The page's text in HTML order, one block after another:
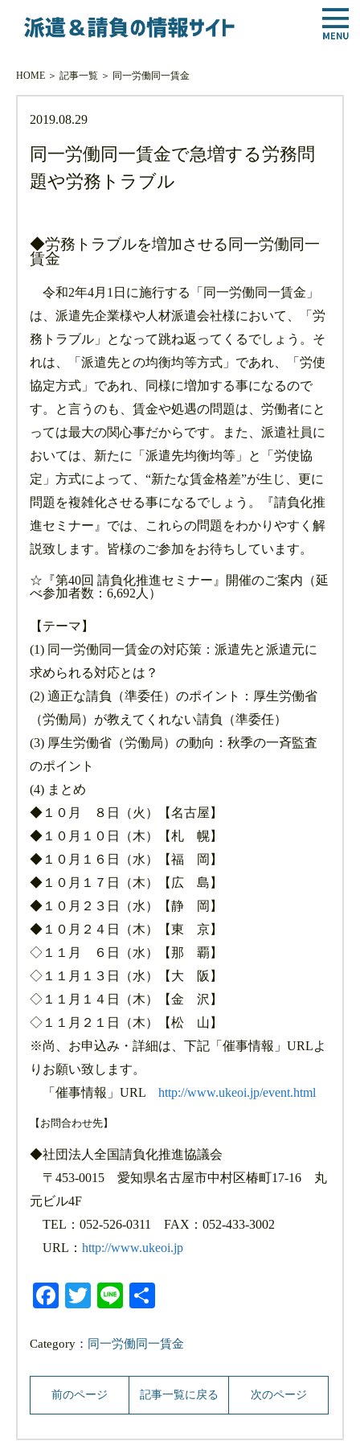
HOME＞ 記事一覧＞ 同一労働同一賃金
2019.08.29
同一労働同一賃金で急増する労務問
題や労務トラブル
◆労務トラブルを増加させる同一労働同一
賃金
令和2年4月1日に施行する「同一労働同一賃金」
は、派遣先企業様や人材派遣会社様において、「労
務トラブル」となって跳ね返ってくるでしょう。そ
れは、「派遣先との均衡均等方式」であれ、「労使
協定方式」であれ、同様に増加する事になるので
す。と言うのも、賃金や処遇の問題は、労働者にと
っては最大の関心事だからです。また、派遣社員に
おいては、新たに「派遣先均衡均等」と「労使協
定」方式によって、“新たな賃金格差”が生じ、更に
問題を複雑化させる事になるでしょう。『請負化推
進セミナー』では、これらの問題をわかりやすく解
説致します。皆様のご参加をお待ちしています。
☆『第40回 請負化推進セミナー』開催のご案内（延
べ参加者数：6,692人）
【テーマ】
(1) 同一労働同一賃金の対応策：派遣先と派遣元に
求められる対応とは？
(2) 適正な請負（準委任）のポイント：厚生労働省
（労働局）が教えてくれない請負（準委任）
(3) 厚生労働省（労働局）の動向：秋季の一斉監査
のポイント
(4) まとめ
◆１０月 ８日（火）【名古屋】
◆１０月１０日（木）【札 幌】
◆１０月１６日（水）【福 岡】
◆１０月１７日（木）【広 島】
◆１０月２３日（水）【静 岡】
◆１０月２４日（木）【東 京】
◇１１月 ６日（水）【那 覇】
◇１１月１３日（水）【大 阪】
◇１１月１４日（木）【金 沢】
◇１１月２１日（木）【松 山】
※尚、お申込み・詳細は、下記「催事情報」URLよ
りお願い致します。
「催事情報」URLhttp://www.ukeoi.jp/event.html
【お問合わせ先】
◆社団法人全国請負化推進協議会
〒453-0015 愛知県名古屋市中村区椿町17-16 丸
元ビル4F
TEL：052-526-0311 FAX：052-433-3002
URL：http://www.ukeoi.jp
Facebook
Twitter
Line
Category： 同一労働同一賃金
前のページ 記事一覧に戻る 次のページ